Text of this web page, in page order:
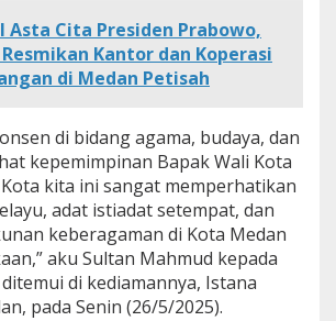
Asta Cita Presiden Prabowo,
Kantor dan Koperasi
di Medan Petisah
di bidang agama, budaya, dan
kepemimpinan Bapak Wali Kota
kita ini sangat memperhatikan
adat istiadat setempat, dan
keberagaman di Kota Medan
aku Sultan Mahmud kepada
di kediamannya, Istana
pada Senin (26/5/2025).